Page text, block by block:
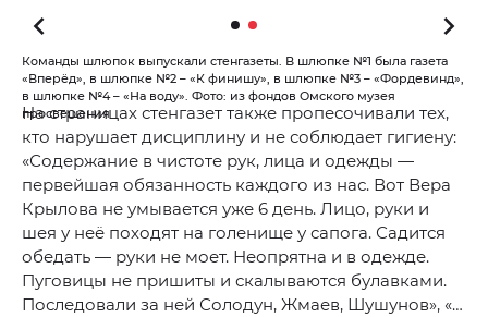
Команды шлюпок выпускали стенгазеты. В шлюпке №1 была газета
«Вперёд», в шлюпке №2 – «К финишу», в шлюпке №3 – «Фордевинд»,
в шлюпке №4 – «На воду». Фото: из фондов Омского музея
просвещения
На страницах стенгазет также пропесочивали тех,
кто нарушает дисциплину и не соблюдает гигиену:
«Содержание в чистоте рук, лица и одежды —
первейшая обязанность каждого из нас. Вот Вера
Крылова не умывается уже 6 день. Лицо, руки и
шея у неё походят на голенище у сапога. Садится
обедать — руки не моет. Неопрятна и в одежде.
Пуговицы не пришиты и скалываются булавками.
Последовали за ней Солодун, Жмаев, Шушунов», «…